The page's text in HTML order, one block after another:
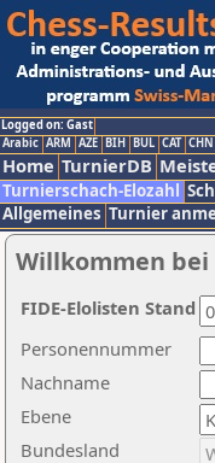
Logged on: Gast
Arabic ARM AZE BIH BUL CAT CHN
Home TurnierDB
Turnierschach-Elozahl
Allgemeines Turnier
Willkommen bei
Nachname
Ebene
Personennummer
Bundesland
FIDE-Elolisten Stand